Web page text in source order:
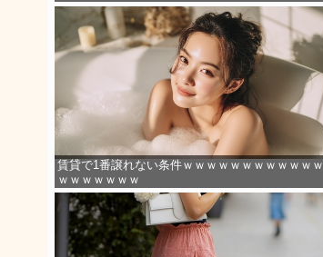
賃貸で1番譲れない条件ｗｗｗｗｗｗｗｗｗｗｗｗ
ｗｗｗｗｗｗｗ